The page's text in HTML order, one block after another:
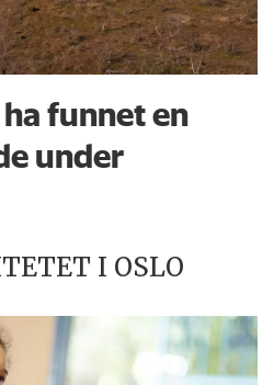
funnet en
under
I OSLO